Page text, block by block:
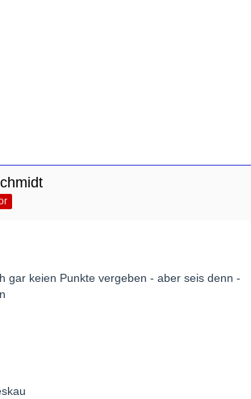
gar keien Punkte vergeben - aber seis denn -